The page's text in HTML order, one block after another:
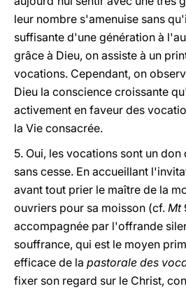
leur nombre s'amenuise sans
suffisante d'une génération à
grâce à Dieu, on assiste à un
vocations. Cependant, on
Dieu la conscience croissante
activement en faveur des
la Vie consacrée.
5. Oui, les vocations sont un
sans cesse. En accueillant
avant tout prier le maître de la
ouvriers pour sa moisson (cf. Mt
accompagnée par l'offrande
souffrance, qui est le moyen
efficace de la pastorale des
fixer son regard sur le Christ,